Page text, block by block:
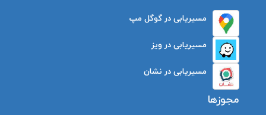
مسیریابی در گوگل مپ
مسیریابی در ویز
مسیریابی در نشان
مجوزها